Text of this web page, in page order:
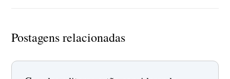
Postagens relacionadas